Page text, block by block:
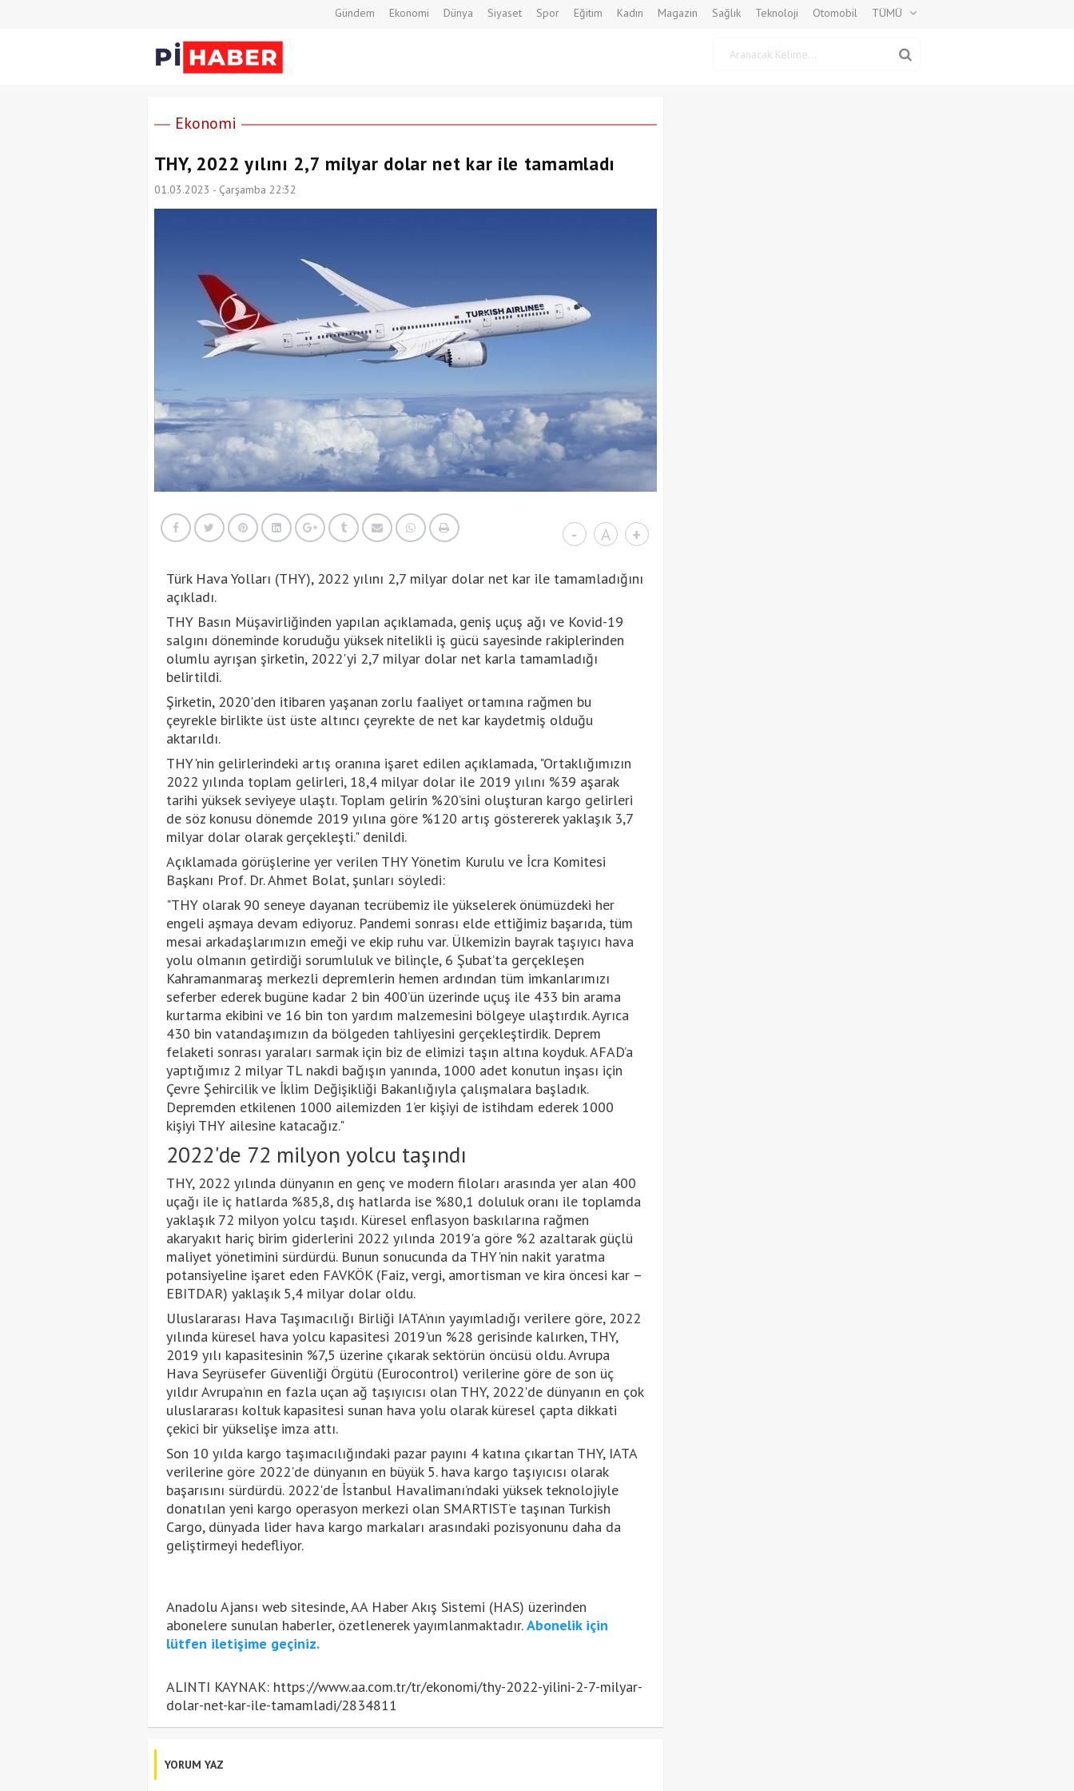
Gündem Ekonomi Dünya Siyaset Spor Eğitim Kadın Magazin Sağlık Teknoloji Otomobil TÜMÜ
Ekonomi
THY, 2022 yılını 2,7 milyar dolar net kar ile tamamladı
01.03.2023 - Çarşamba 22:32
- A +
Türk Hava Yolları (THY), 2022 yılını 2,7 milyar dolar net kar ile tamamladığını
açıkladı.
THY Basın Müşavirliğinden yapılan açıklamada, geniş uçuş ağı ve Kovid-19
salgını döneminde koruduğu yüksek nitelikli iş gücü sayesinde rakiplerinden
olumlu ayrışan şirketin, 2022'yi 2,7 milyar dolar net karla tamamladığı
belirtildi.
Şirketin, 2020'den itibaren yaşanan zorlu faaliyet ortamına rağmen bu
çeyrekle birlikte üst üste altıncı çeyrekte de net kar kaydetmiş olduğu
aktarıldı.
THY'nin gelirlerindeki artış oranına işaret edilen açıklamada, "Ortaklığımızın
2022 yılında toplam gelirleri, 18,4 milyar dolar ile 2019 yılını %39 aşarak
tarihi yüksek seviyeye ulaştı. Toplam gelirin %20’sini oluşturan kargo gelirleri
de söz konusu dönemde 2019 yılına göre %120 artış göstererek yaklaşık 3,7
milyar dolar olarak gerçekleşti." denildi.
Açıklamada görüşlerine yer verilen THY Yönetim Kurulu ve İcra Komitesi
Başkanı Prof. Dr. Ahmet Bolat, şunları söyledi:
"THY olarak 90 seneye dayanan tecrübemiz ile yükselerek önümüzdeki her
engeli aşmaya devam ediyoruz. Pandemi sonrası elde ettiğimiz başarıda, tüm
mesai arkadaşlarımızın emeği ve ekip ruhu var. Ülkemizin bayrak taşıyıcı hava
yolu olmanın getirdiği sorumluluk ve bilinçle, 6 Şubat’ta gerçekleşen
Kahramanmaraş merkezli depremlerin hemen ardından tüm imkanlarımızı
seferber ederek bugüne kadar 2 bin 400’ün üzerinde uçuş ile 433 bin arama
kurtarma ekibini ve 16 bin ton yardım malzemesini bölgeye ulaştırdık. Ayrıca
430 bin vatandaşımızın da bölgeden tahliyesini gerçekleştirdik. Deprem
felaketi sonrası yaraları sarmak için biz de elimizi taşın altına koyduk. AFAD’a
yaptığımız 2 milyar TL nakdi bağışın yanında, 1000 adet konutun inşası için
Çevre Şehircilik ve İklim Değişikliği Bakanlığıyla çalışmalara başladık.
Depremden etkilenen 1000 ailemizden 1’er kişiyi de istihdam ederek 1000
kişiyi THY ailesine katacağız."
2022'de 72 milyon yolcu taşındı
THY, 2022 yılında dünyanın en genç ve modern filoları arasında yer alan 400
uçağı ile iç hatlarda %85,8, dış hatlarda ise %80,1 doluluk oranı ile toplamda
yaklaşık 72 milyon yolcu taşıdı. Küresel enflasyon baskılarına rağmen
akaryakıt hariç birim giderlerini 2022 yılında 2019'a göre %2 azaltarak güçlü
maliyet yönetimini sürdürdü. Bunun sonucunda da THY'nin nakit yaratma
potansiyeline işaret eden FAVKÖK (Faiz, vergi, amortisman ve kira öncesi kar –
EBITDAR) yaklaşık 5,4 milyar dolar oldu.
Uluslararası Hava Taşımacılığı Birliği IATA’nın yayımladığı verilere göre, 2022
yılında küresel hava yolcu kapasitesi 2019'un %28 gerisinde kalırken, THY,
2019 yılı kapasitesinin %7,5 üzerine çıkarak sektörün öncüsü oldu. Avrupa
Hava Seyrüsefer Güvenliği Örgütü (Eurocontrol) verilerine göre de son üç
yıldır Avrupa’nın en fazla uçan ağ taşıyıcısı olan THY, 2022'de dünyanın en çok
uluslararası koltuk kapasitesi sunan hava yolu olarak küresel çapta dikkati
çekici bir yükselişe imza attı.
Son 10 yılda kargo taşımacılığındaki pazar payını 4 katına çıkartan THY, IATA
verilerine göre 2022'de dünyanın en büyük 5. hava kargo taşıyıcısı olarak
başarısını sürdürdü. 2022'de İstanbul Havalimanı’ndaki yüksek teknolojiyle
donatılan yeni kargo operasyon merkezi olan SMARTIST’e taşınan Turkish
Cargo, dünyada lider hava kargo markaları arasındaki pozisyonunu daha da
geliştirmeyi hedefliyor.
Anadolu Ajansı web sitesinde, AA Haber Akış Sistemi (HAS) üzerinden
abonelere sunulan haberler, özetlenerek yayımlanmaktadır.Abonelik için
lütfen iletişime geçiniz.
ALINTI KAYNAK: https://www.aa.com.tr/tr/ekonomi/thy-2022-yilini-2-7-milyar-
dolar-net-kar-ile-tamamladi/2834811
YORUM YAZ